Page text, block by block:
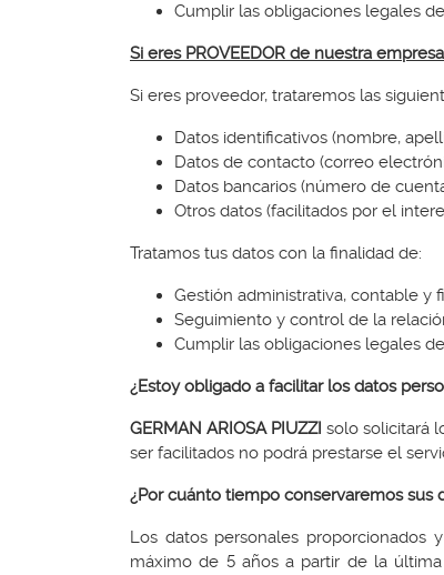
Cumplir las obligaciones legales
Si eres PROVEEDOR de nuestra
Si eres proveedor, trataremos las
Datos identificativos (nombre,
Datos de contacto (correo
Datos bancarios (número de
Otros datos (facilitados por el
Tratamos tus datos con la finalidad de:
Gestión administrativa, contable y
Seguimiento y control de la
Cumplir las obligaciones legales
¿Estoy obligado a facilitar los datos
GERMAN ARIOSA PIUZZI solo solicitará
ser facilitados no podrá prestarse el
¿Por cuánto tiempo conservaremos sus
Los datos personales
máximo de 5 años a partir de la